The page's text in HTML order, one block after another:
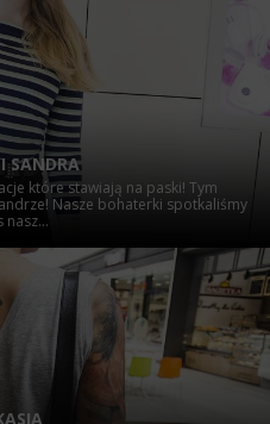
SANDRA
które stawiają na paski! Tym
Nasze bohaterki spotkaliśmy